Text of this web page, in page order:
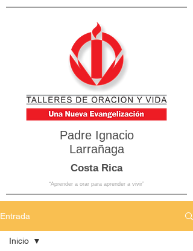
Padre Ignacio
Larrañaga
Costa Rica
“Aprender a orar para aprender a vivir”
Entrada
Inicio